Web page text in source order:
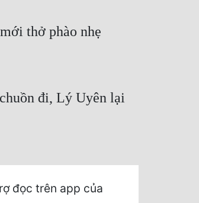
thở phào nhẹ
đi, Lý Uyên lại
đọc trên app của